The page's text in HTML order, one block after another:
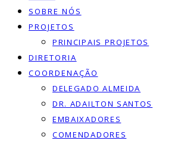
SOBRE NÓS
PROJETOS
PRINCIPAIS PROJETOS
DIRETORIA
COORDENAÇÃO
DELEGADO ALMEIDA
DR. ADAILTON SANTOS
EMBAIXADORES
COMENDADORES